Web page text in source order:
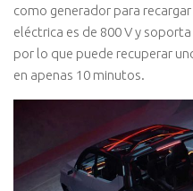
como generador para
eléctrica es de 800 V y
por lo que puede recuperar
en apenas 10 minutos.